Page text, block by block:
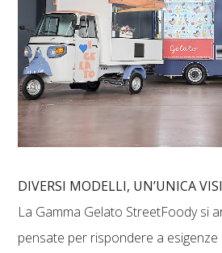
DIVERSI MODELLI, UN’UNICA
La Gamma Gelato StreetFoody si
pensate per rispondere a esigenze